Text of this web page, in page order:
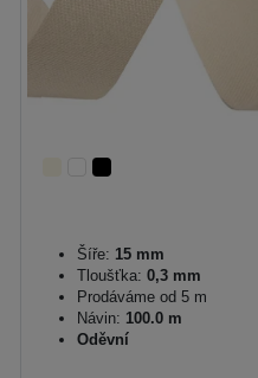
Šíře: 15 mm
Tloušťka: 0,3 mm
Prodáváme od 5 m
Návin: 100.0 m
Oděvní